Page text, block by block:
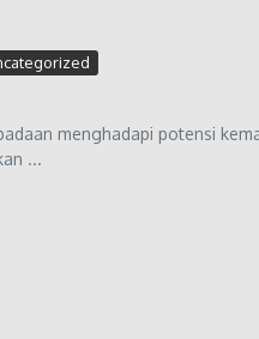
menghadapi potensi
...